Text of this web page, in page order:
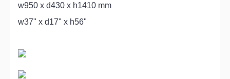
w950 x d430 x h1410 mm
w37" x d17" x h56"